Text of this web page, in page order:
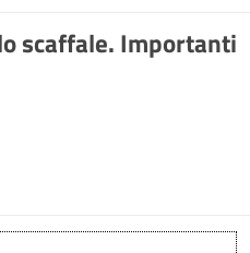
scaffale. Importanti